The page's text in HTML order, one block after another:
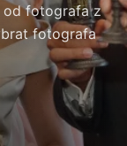
od fotografa z
fotografa